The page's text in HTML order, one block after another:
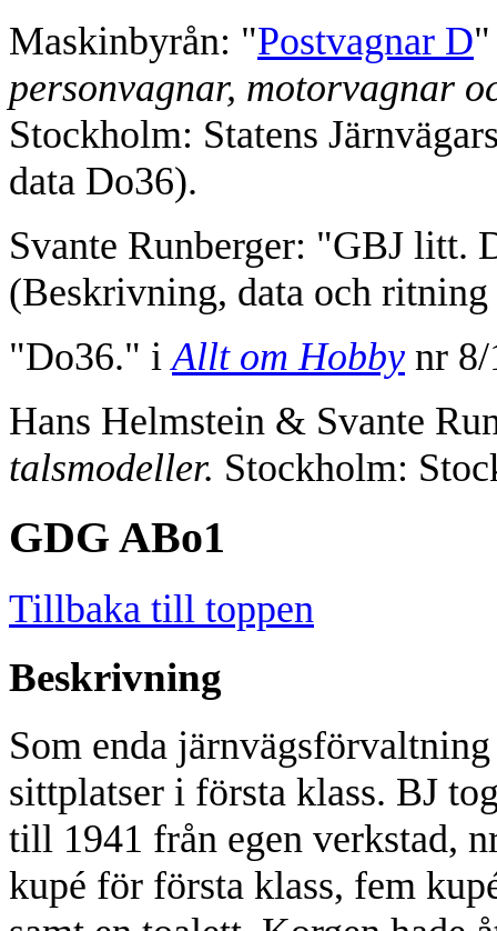
Maskinbyrån: "Postvagnar D
personvagnar, motorvagnar
Stockholm: Statens
data Do36).
Svante Runberger: "GBJ litt.
(Beskrivning, data och
"Do36." iAllt om Hobby nr
Hans Helmstein & Svante
talsmodeller. Stockholm:
GDG ABo1
Tillbaka till toppen
Beskrivning
Som enda
sittplatser i första klass. BJ
till 1941 från egen verkstad,
kupé för första klass, fem